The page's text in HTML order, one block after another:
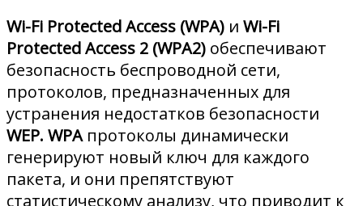
Wi-Fi Protected Access (WPA) и Wi-Fi
Protected Access 2 (WPA2) обеспечивают
безопасность беспроводной сети,
протоколов, предназначенных для
устранения недостатков безопасности
WEP. WPAпротоколы динамически
генерируют новый ключ для каждого
пакета, и они препятствуют
статистическому анализу, что приводит к